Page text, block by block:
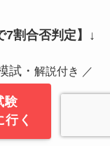
割合否判定】 ↓
試・ 解説付き ／
験
く